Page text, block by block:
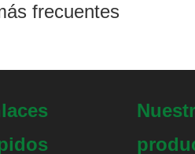
frecuentes